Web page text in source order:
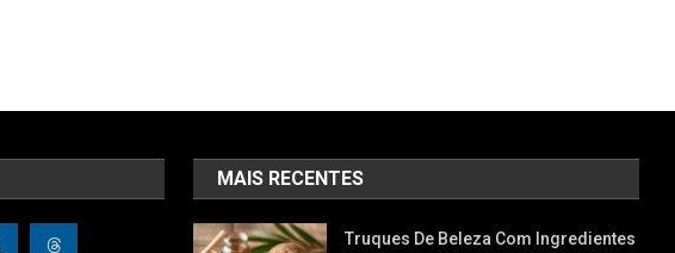
MAIS RECENTES
Truques De Beleza Com Ingredientes